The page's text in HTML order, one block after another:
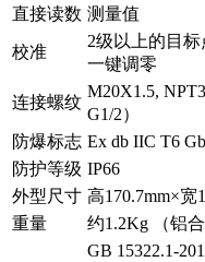
直接读数 测量值
校准
2级以上的目标
一键调零
连接螺纹
M20X1.5,
G1/2）
防爆标志 Ex db IIC T6
防护等级 IP66
外型尺寸 高170.7mm×宽
重量
约1.2Kg （铝合
GB 15322.1-